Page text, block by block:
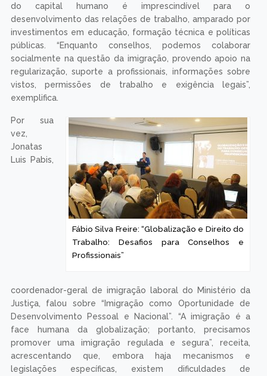
do capital humano é imprescindível para o
desenvolvimento das relações de trabalho, amparado por
investimentos em educação, formação técnica e políticas
públicas. “Enquanto conselhos, podemos colaborar
socialmente na questão da imigração, provendo apoio na
regularização, suporte a profissionais, informações sobre
vistos, permissões de trabalho e exigência legais”,
exemplifica.
Fábio Silva Freire: “Globalização e Direito do
Trabalho: Desafios para Conselhos e
Profissionais”
Por sua
vez,
Jonatas
Luis Pabis,
coordenador-geral de imigração laboral do Ministério da
Justiça, falou sobre “Imigração como Oportunidade de
Desenvolvimento Pessoal e Nacional”. “A imigração é a
face humana da globalização; portanto, precisamos
promover uma imigração regulada e segura”, receita,
acrescentando que, embora haja mecanismos e
legislações específicas, existem dificuldades de